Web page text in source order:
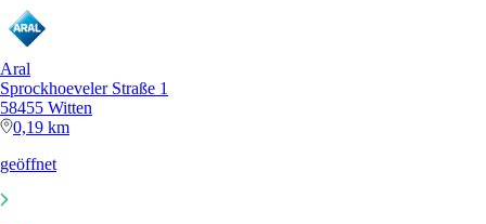
Aral
Sprockhoeveler Straße 1
58455 Witten
0,19 km
geöffnet